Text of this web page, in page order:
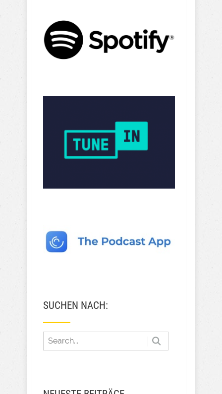
SUCHEN NACH: